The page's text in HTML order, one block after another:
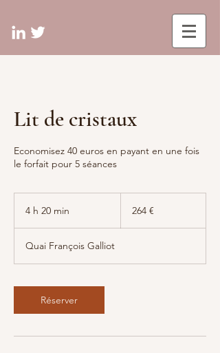
Lit de cristaux
Economisez 40 euros en payant en une fois
le forfait pour 5 séances
4 h 20 min
0
m
n
264 €
Quai François Galliot
Réserver